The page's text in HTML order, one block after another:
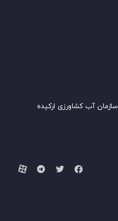
آب کشاورزی ارکیده